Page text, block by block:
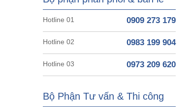
Hotline 01 0909 273 179
Hotline 02 0983 199 904
Hotline 03 0973 209 620
Bộ Phận Tư vấn & Thi công